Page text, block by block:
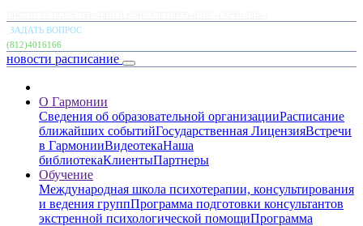
ЗАДАТЬ ВОПРОС
(812)4016166
новости расписание
О Гармонии
Сведения об образовательной организацииРасписание
ближайших событийГосударственная ЛицензияВстречи
в ГармонииВидеотекаНаша
библиотекаКлиентыПартнеры
Обучение
Международная школа психотерапии, консультирования
и ведения группПрограмма подготовки консультантов
экстренной психологической помощиПрограмма